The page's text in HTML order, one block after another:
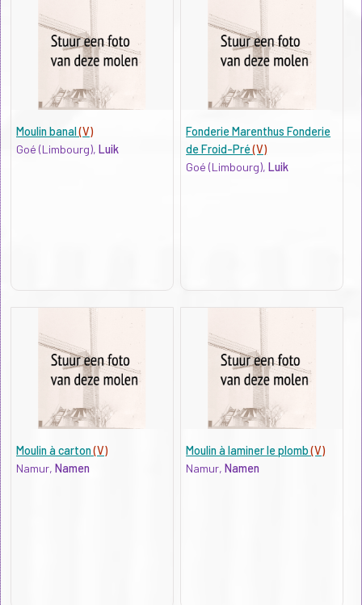
Moulin banal(V)
Goé (Limbourg), Luik
Fonderie Marenthus Fonderie
de Froid-Pré(V)
Goé (Limbourg),Luik
Moulin à carton(V)
Namur, Namen
Moulin à laminer le plomb(V)
Namur,Namen